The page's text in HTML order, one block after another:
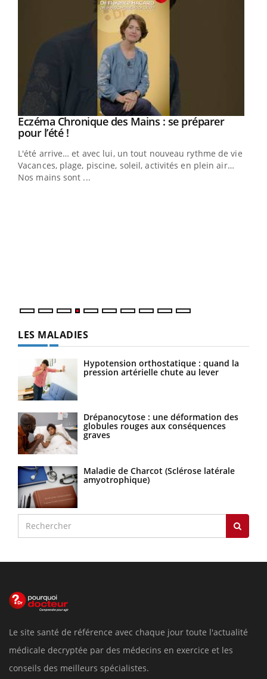
Youtube
Eczéma Chronique des Mains : se préparer
pour l’été !Youtube
L'été arrive… et avec lui, un tout nouveau rythme de vie !
Vacances, plage, piscine, soleil, activités en plein air…
Nos mains sont ...
LES MALADIES
Hypotension orthostatique : quand la
pression artérielle chute au lever
Drépanocytose : une déformation des
globules rouges aux conséquences
graves
Maladie de Charcot (Sclérose latérale
amyotrophique)
Le site santé de référence avec chaque jour toute l'actualité
médicale decryptée par des médecins en exercice et les
conseils des meilleurs spécialistes.